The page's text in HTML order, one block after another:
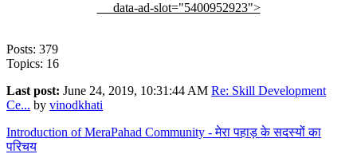
data-ad-slot="5400952923">
Posts: 379
Topics: 16
Last post: June 24, 2019, 10:31:44 AM Re: Skill Development
Ce... by vinodkhati
Introduction of MeraPahad Community - मेरा पहाड़ के सदस्यों का
परिचय